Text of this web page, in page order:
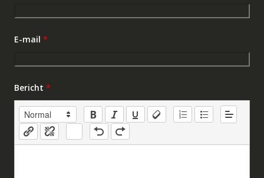
E-mail *
Bericht *